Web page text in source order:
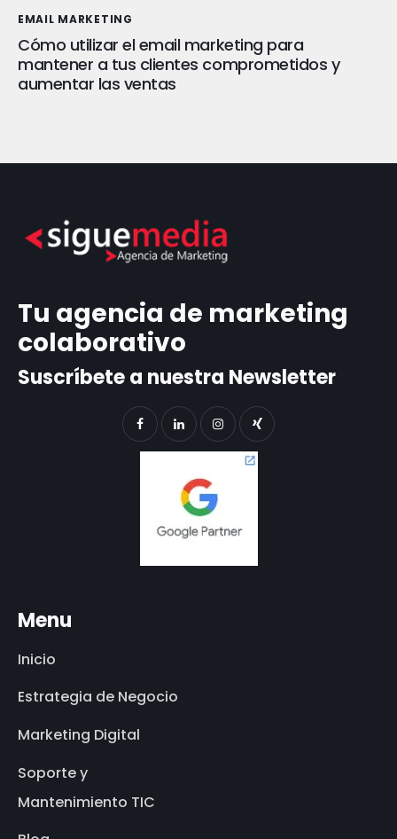
EMAIL MARKETING
Cómo utilizar el email marketing para
mantener a tus clientes comprometidos y
aumentar las ventas
Tu agencia de marketing
colaborativo
Suscríbete a nuestra Newsletter
Menu
Inicio
Estrategia de Negocio
Marketing Digital
Soporte y
Mantenimiento TIC